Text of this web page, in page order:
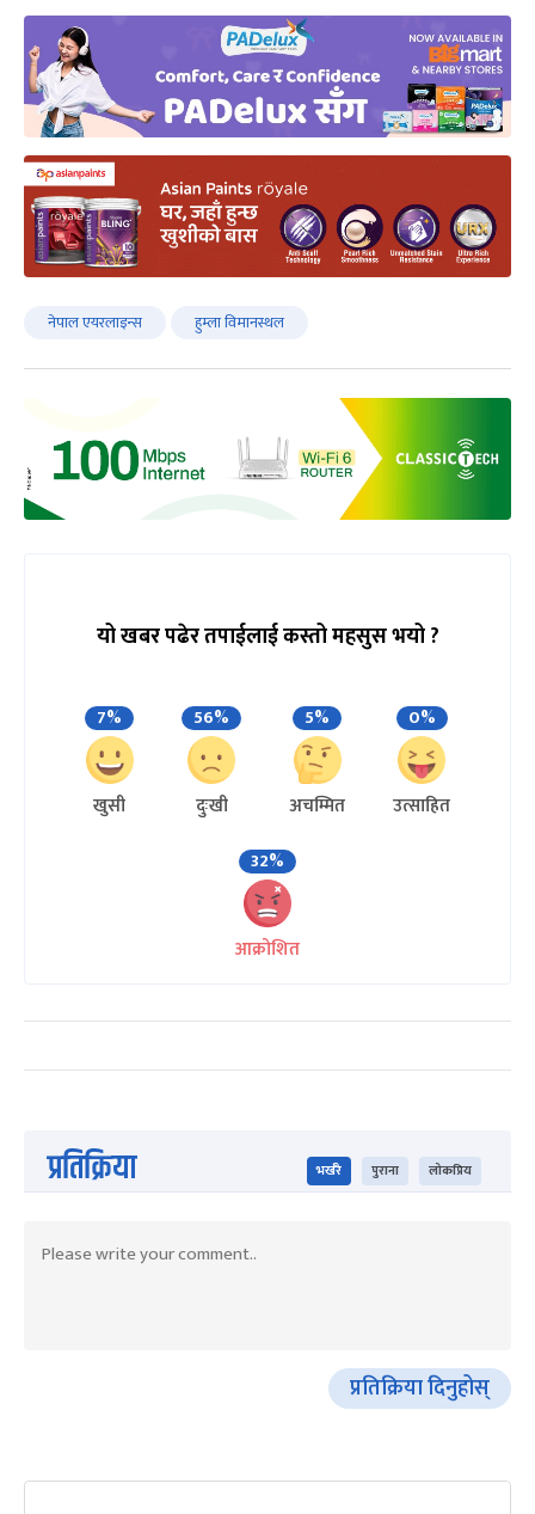
नेपाल एयरलाइन्स हुम्ला विमानस्थल
यो खबर पढेर तपाईलाई कस्तो महसुस भयो ?
7%
खुसी
56%
दुःखी
5%
अचम्मित
0%
उत्साहित
32%
आक्रोशित
प्रतिक्रिया भर्खरै पुराना लोकप्रिय
प्रतिक्रिया दिनुहोस्